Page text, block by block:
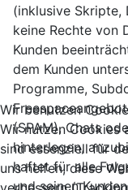
(inklusive Skripte,
keine Rechte von
Kunden
dem Kunden
Programme,
(SPAM), Chats
hinterlegen,
haftet für alle
und seinen
Wir benutzen
Wir nutzen Cookies
sind essenziell für
uns helfen, diese